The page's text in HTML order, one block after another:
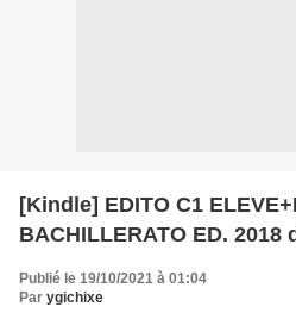
[Kindle] EDITO C1
BACHILLERATO ED.
Publié le 19/10/2021 à 01:04
Par ygichixe